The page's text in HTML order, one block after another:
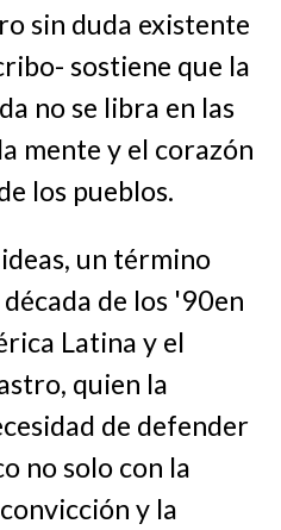
sin duda existente
sostiene que la
no se libra en las
mente y el corazón
los pueblos.
un término
de los '90en
Latina y el
quien la
de defender
no solo con la
y la